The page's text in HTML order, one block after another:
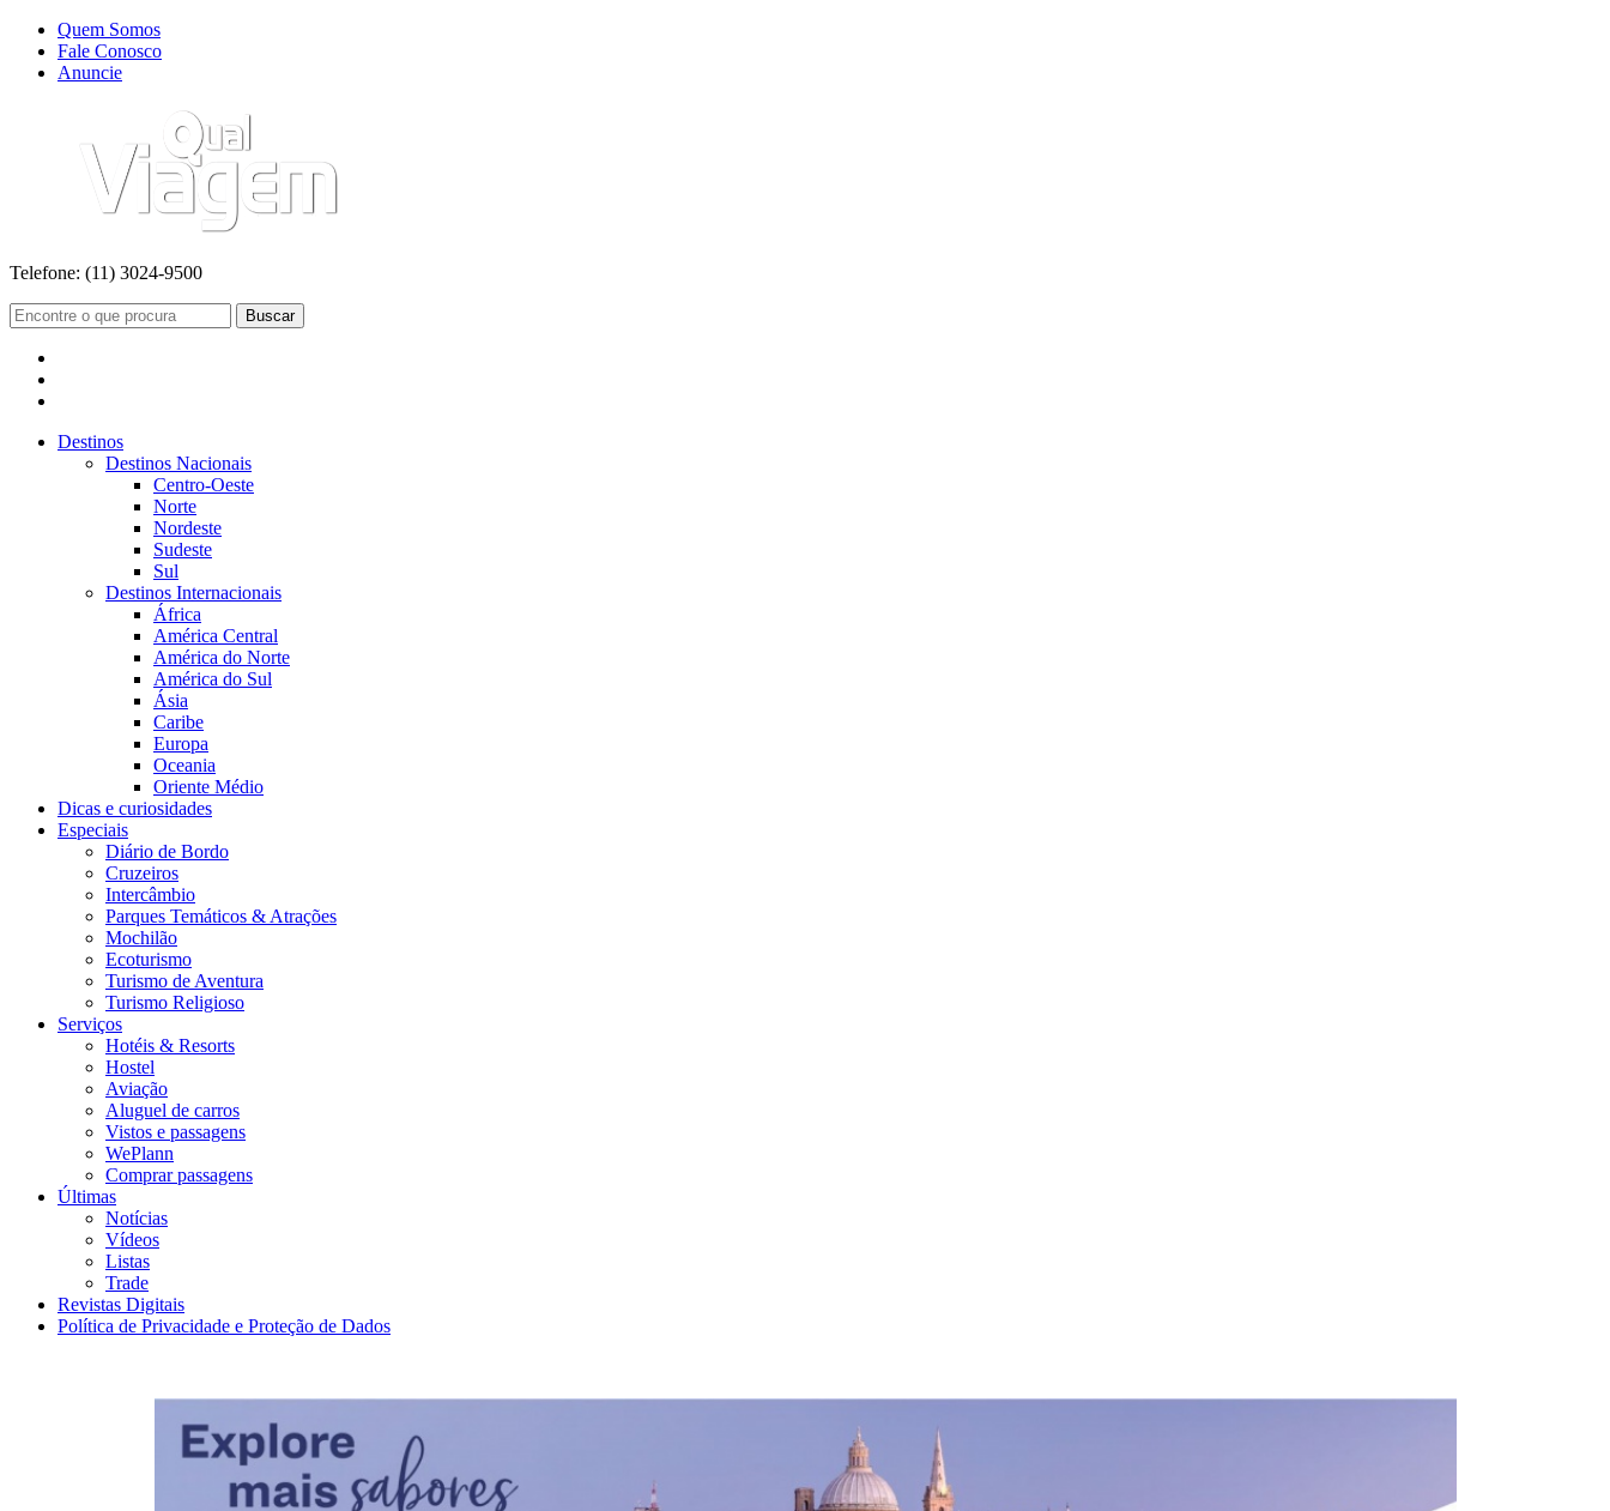
Quem Somos
Fale Conosco
Anuncie
Telefone: (11) 3024-9500
Buscar
Destinos
Destinos Nacionais
Centro-Oeste
Norte
Nordeste
Sudeste
Sul
Destinos Internacionais
África
América Central
América do Norte
América do Sul
Ásia
Caribe
Europa
Oceania
Oriente Médio
Dicas e curiosidades
Especiais
Diário de Bordo
Cruzeiros
Intercâmbio
Parques Temáticos & Atrações
Mochilão
Ecoturismo
Turismo de Aventura
Turismo Religioso
Serviços
Hotéis & Resorts
Hostel
Aviação
Aluguel de carros
Vistos e passagens
WePlann
Comprar passagens
Últimas
Notícias
Vídeos
Listas
Trade
Revistas Digitais
Política de Privacidade e Proteção de Dados